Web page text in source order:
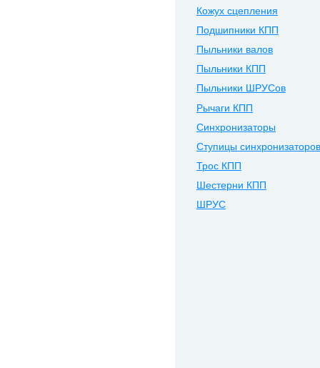
Кожух сцепления
Подшипники КПП
Пыльники валов
Пыльники КПП
Пыльники ШРУСов
Рычаги КПП
Синхронизаторы
Ступицы синхронизаторов
Трос КПП
Шестерни КПП
ШРУС